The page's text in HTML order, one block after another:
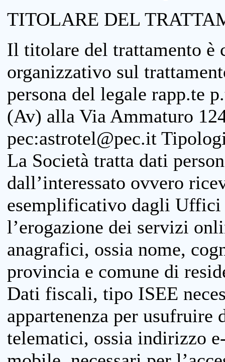
TITOLARE DEL
Il titolare del trattamento è
organizzativo sul
persona del legale rapp.te
(Av) alla Via Ammaturo
pec:astrotel@pec.it
La Società tratta dati
dall’interessato ovvero
esemplificativo dagli
l’erogazione dei servizi
anagrafici, ossia nome,
provincia e comune di
Dati fiscali, tipo ISEE
appartenenza per
telematici, ossia indirizzo